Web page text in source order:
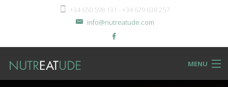
+34 650 598 131 - +34 629 638 257
info@nutreatude.com
MENU